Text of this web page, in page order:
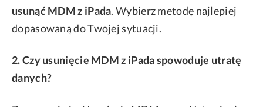
usunąć MDM z iPada. Wybierz metodę najlepiej
dopasowaną do Twojej sytuacji.
2. Czy usunięcie MDM z iPada spowoduje utratę
danych?